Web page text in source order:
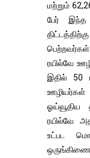
மற்றும்
பேர் இந்த
ரயில்வே
இதில் 50
ஓய்வூதிய
ரயில்வே
உட்பட